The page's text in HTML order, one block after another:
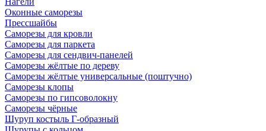
Оконные саморезы
Прессшайбы
Саморезы для кровли
Саморезы для паркета
Саморезы для сендвич-панелей
Саморезы жёлтые по дереву
Саморезы жёлтые универсальные (поштучно)
Саморезы клопы
Саморезы по гипсоволокну
Саморезы чёрные
Шуруп костыль Г-образный